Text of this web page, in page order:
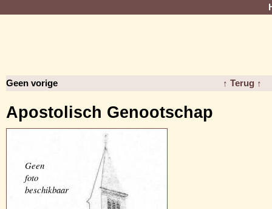
Geen vorige ↑ Terug ↑
Apostolisch Genootschap
Geen
foto
beschikbaar